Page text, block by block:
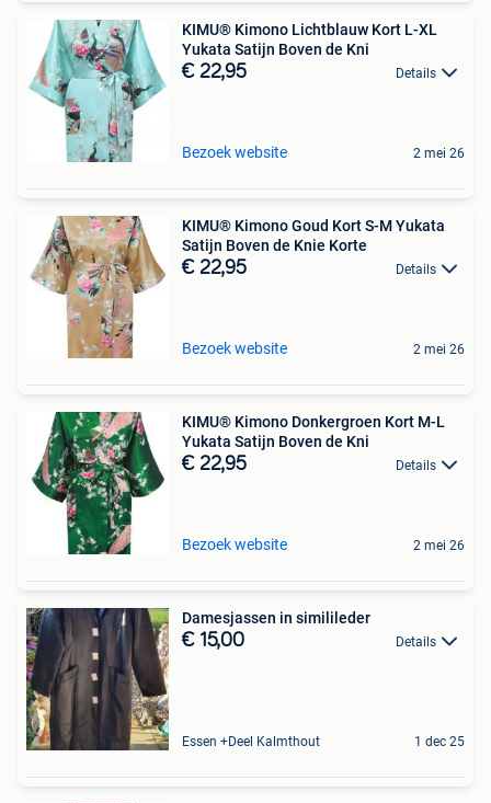
KIMU® Kimono Lichtblauw Kort L-XL
Yukata Satijn Boven de Kni
€ 22,95 Details
Bezoek website 2 mei 26
KIMU® Kimono Goud Kort S-M Yukata
Satijn Boven de Knie Korte
€ 22,95 Details
Bezoek website 2 mei 26
KIMU® Kimono Donkergroen Kort M-L
Yukata Satijn Boven de Kni
€ 22,95 Details
Bezoek website 2 mei 26
Damesjassen in similileder
€ 15,00 Details
Essen +Deel Kalmthout 1 dec 25